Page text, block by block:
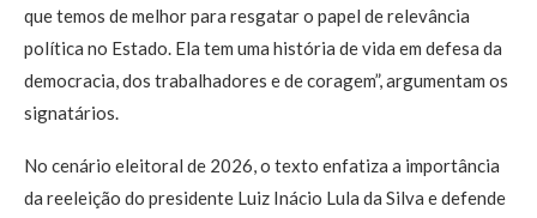
que temos de melhor para resgatar o papel de relevância
política no Estado. Ela tem uma história de vida em defesa da
democracia, dos trabalhadores e de coragem”, argumentam os
signatários.
No cenário eleitoral de 2026, o texto enfatiza a importância
da reeleição do presidente Luiz Inácio Lula da Silva e defende